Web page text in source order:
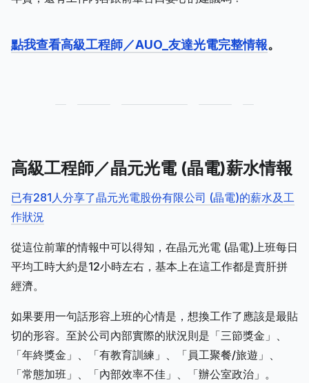
點我查看高級工程師／AUO_友達光電完整情報。
高級工程師／晶元光電 (晶電)薪水情報
已有281人分享了晶元光電股份有限公司 (晶電)的薪水及工
作狀況
從這位前輩的情報中可以得知，在晶元光電 (晶電)上班每日
平均工時大約是12小時左右，基本上在這工作都是賣肝拼
經濟。
如果要用一句話形容上班的心情是，想換工作了應該是最貼
切的形容。至於公司內部實際的狀況則是「三節獎金」、
「年終獎金」、「有教育訓練」、「員工聚餐/旅遊」、
「常態加班」、「內部效率不佳」、「辦公室政治」。